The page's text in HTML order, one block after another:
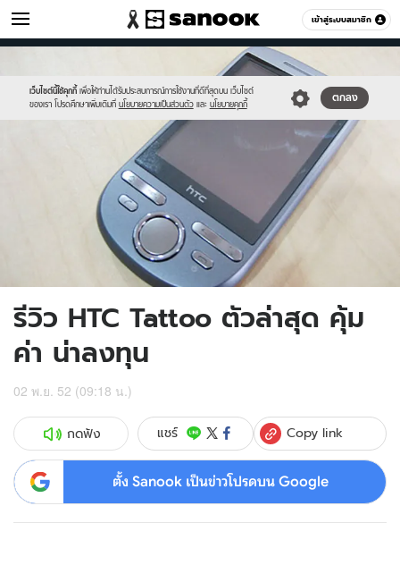
เข้าสู่ระบบสมาชิก
ไอที หมวดอื่นๆ
เว็บไซต์นี้ใช้คุกกี้ เพื่อให้ท่านได้รับประสบการณ์การใช้งานที่ดีที่สุดบน เว็บไซต์
ของเรา โปรดศึกษาเพิ่มเติมที่ นโยบายความเป็นส่วนตัว และ นโยบายคุกกี้
ตกลง
sanook.png
//s.isanook.com/hi/0/ud/168/843349/2.jpg
รีวิว HTC Tattoo ตัวล่าสุด คุ้ม
ค่า น่าลงทุน
02 พ.ย. 52 (09:18 น.)
กดฟัง แชร์ Copy link
ตั้ง Sanook เป็นข่าวโปรดบน Google